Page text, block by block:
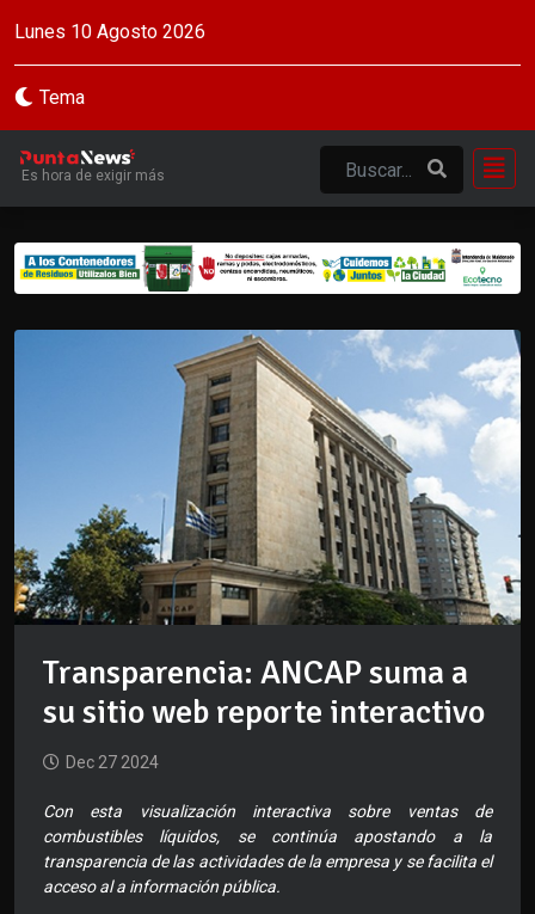
Lunes 10 Agosto 2026
Tema
Es hora de exigir más
Transparencia: ANCAP suma a
su sitio web reporte interactivo
Dec 27 2024
Con esta visualización interactiva sobre ventas de
combustibles líquidos, se continúa apostando a la
transparencia de las actividades de la empresa y se facilita el
acceso al a información pública.